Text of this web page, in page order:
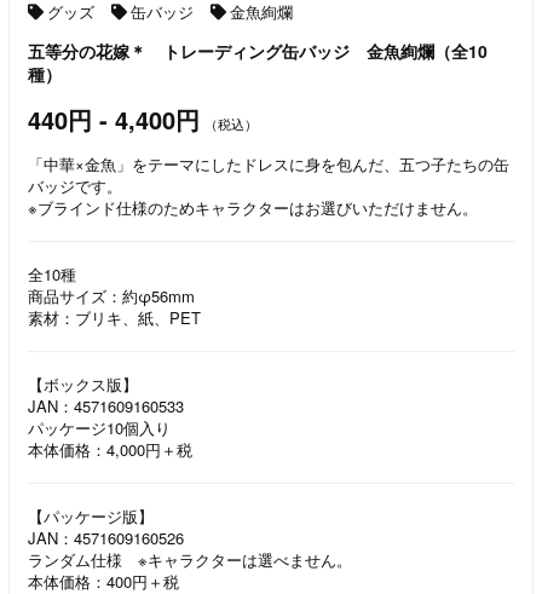
グッズ 缶バッジ 金魚絢爛
五等分の花嫁＊ トレーディング缶バッジ 金魚絢爛（全10
種）
440円 - 4,400円 （税込）
「中華×金魚」をテーマにしたドレスに身を包んだ、五つ子たちの缶
バッジです。
※ブラインド仕様のためキャラクターはお選びいただけません。
全10種
商品サイズ：約φ56mm
素材：ブリキ、紙、PET
【ボックス版】
JAN：4571609160533
パッケージ10個入り
本体価格：4,000円＋税
【パッケージ版】
JAN：4571609160526
ランダム仕様 ※キャラクターは選べません。
本体価格：400円＋税